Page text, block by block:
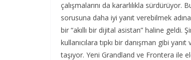
çalışmalarını da kararlılıkla
sorusuna daha iyi yanıt verebilmek
bir “akıllı bir dijital asistan” haline geldi.
kullanıcılara tıpkı bir danışman gibi
taşıyor. Yeni Grandland ve Frontera ile